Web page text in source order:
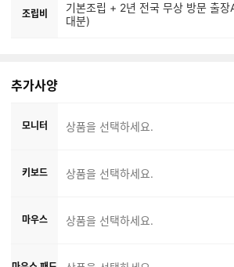
조립비
기본조립 + 2년 전국 무상 방문 출장
대분)
추가사양
모니터 상품을 선택하세요.
키보드 상품을 선택하세요.
마우스 상품을 선택하세요.